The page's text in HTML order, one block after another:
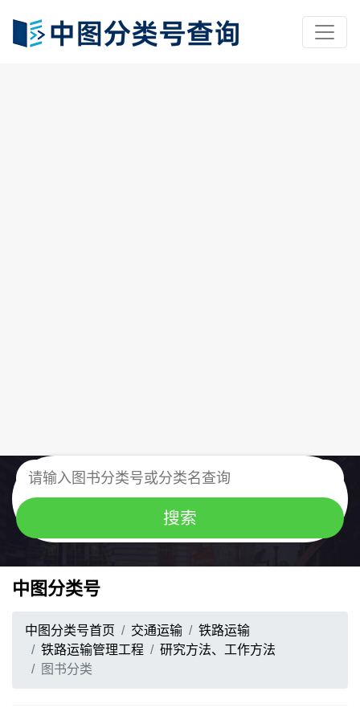
中图分类号
中图分类号首页 交通运输
铁路运输
铁路运输管理工程
研究方法、工作方法
图书分类